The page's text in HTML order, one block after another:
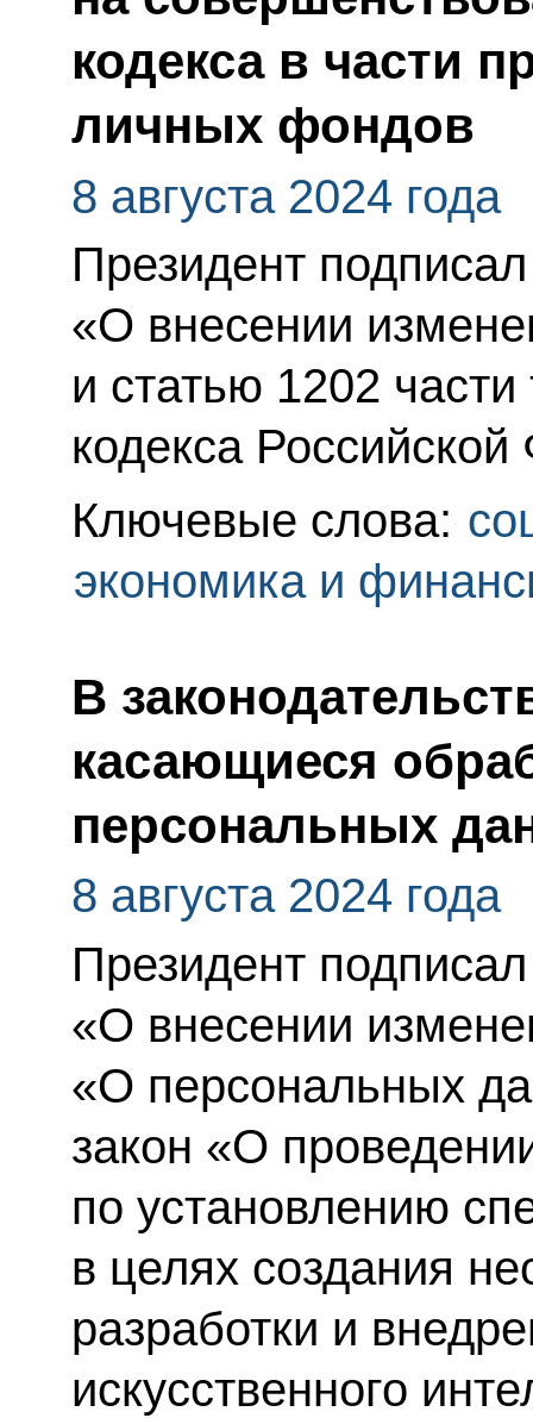
кодекса в части
личных фондов
8 августа 2024 года
Президент
«О внесении
и статью 1202
кодекса
Ключевые слова:
экономика и
В
касающиеся
персональных
8 августа 2024 года
Президент
«О внесении
«О персональных
закон «О
по установлению
в целях создания
разработки и
искусственного